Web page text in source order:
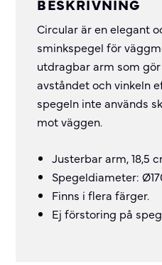
BESKRIVNING
Circular är en elegant
sminkspegel för
utdragbar arm som
avståndet och vinkeln
spegeln inte används
mot väggen.
Justerbar arm, 18,5
Spegeldiameter:
Finns i flera färger.
Ej förstoring på